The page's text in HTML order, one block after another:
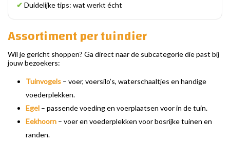
✔ Duidelijke tips: wat werkt écht
Assortiment per tuindier
Wil je gericht shoppen? Ga direct naar de subcategorie die past bij
jouw bezoekers:
Tuinvogels – voer, voersilo’s, waterschaaltjes en handige
voederplekken.
Egel – passende voeding en voerplaatsen voor in de tuin.
Eekhoorn – voer en voederplekken voor bosrijke tuinen en
randen.